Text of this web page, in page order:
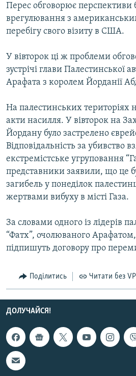
КРИМ РЕАЛІЇ
РУС
КТАТ
ДОЛУЧАЙСЯ!
Усі сайти RFE/RL
Перес обговорює перспективи
врегулювання з
перебігу свого візиту в США.
У вівторок ці ж проблеми
зустрічі глави Палестинської
Арафата з королем Йорданії
На палестинських територіях
акти насилля. У вівторок на
Йордану було застрелено
Відповідальність за убивство
екстремістське угруповання
представники заявили, що це
загибель у понеділок
жертвами вибуху в місті Газа.
За словами одного із лідерів
“Фатх”, очолюваного
підпишуть договору про
Поділитись Читати без
ДОЛУЧАЙСЯ!